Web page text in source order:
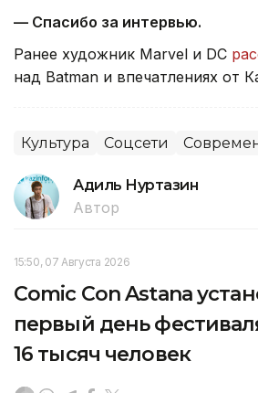
— Спасибо за интервью.
Ранее художник Marvel и DC
над Batman и впечатлениях от
Культура Соцсети
Адиль Нуртазин
Автор
15:50, 07 Августа 2026
Comic Con Astana
первый день
16 тысяч человек